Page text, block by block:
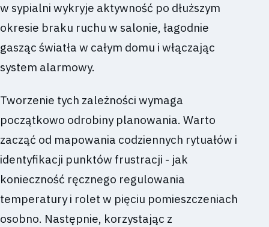
w sypialni wykryje aktywność po dłuższym
okresie braku ruchu w salonie, łagodnie
gasząc światła w całym domu i włączając
system alarmowy.
Tworzenie tych zależności wymaga
początkowo odrobiny planowania. Warto
zacząć od mapowania codziennych rytuałów i
identyfikacji punktów frustracji - jak
konieczność ręcznego regulowania
temperatury i rolet w pięciu pomieszczeniach
osobno. Następnie, korzystając z